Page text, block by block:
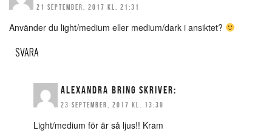
21 SEPTEMBER, 2017 KL. 21:31
Använder du light/medium eller medium/dark i ansiktet?
SVARA
ALEXANDRA BRING SKRIVER:
23 SEPTEMBER, 2017 KL. 13:39
Light/medium för är så ljus!! Kram